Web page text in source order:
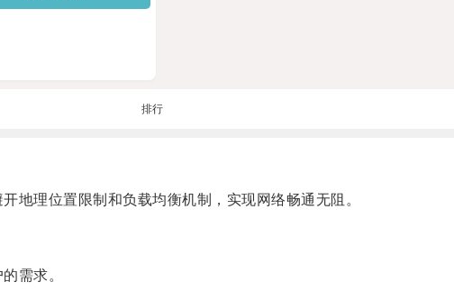
排行
理位置限制和负载均衡机制，实现网络畅通无阻。
需求。